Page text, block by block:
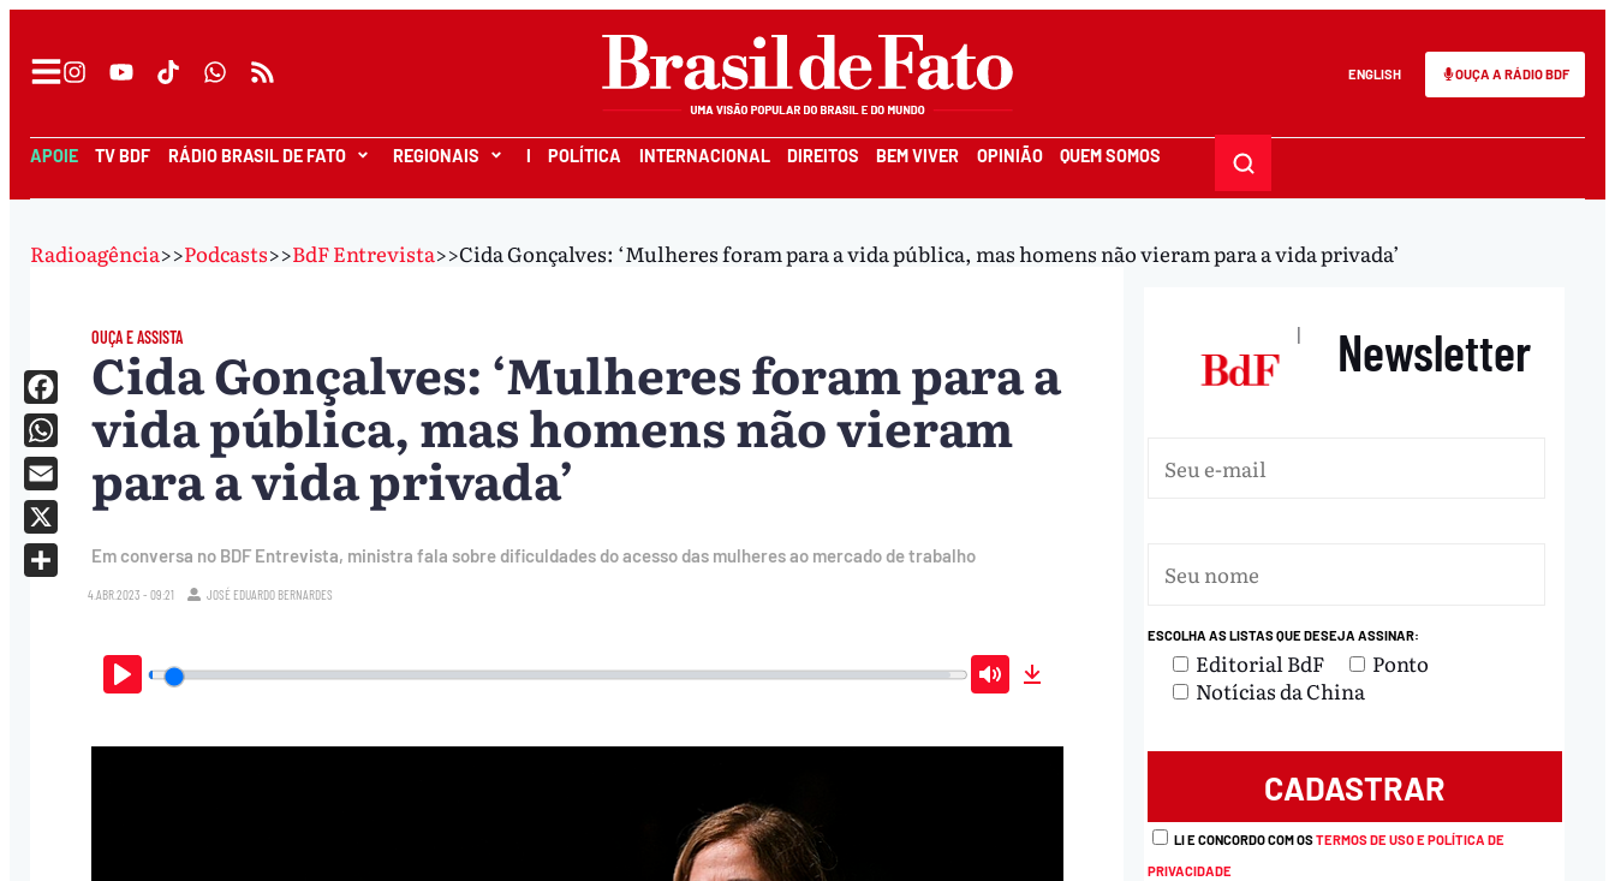
ENGLISH OUÇA A RÁDIO BDF
APOIE TV BDF RÁDIO BRASIL DE FATO REGIONAIS I POLÍTICA INTERNACIONAL DIREITOS BEM VIVER OPINIÃO QUEM SOMOS
Radioagência>>Podcasts>>BdF Entrevista>>Cida Gonçalves: ‘Mulheres foram para a vida pública, mas homens não vieram para a vida privada’
OUÇA E ASSISTA
Cida Gonçalves: ‘Mulheres foram para a
vida pública, mas homens não vieram
para a vida privada’
Em conversa no BDF Entrevista, ministra fala sobre dificuldades do acesso das mulheres ao mercado de trabalho
4.ABR.2023 - 09:21 JOSÉ EDUARDO BERNARDES
Play Mute
Facebook
WhatsApp
Email
X
| Newsletter
ESCOLHA AS LISTAS QUE DESEJA ASSINAR:
Editorial BdF
Ponto
Notícias da China
LI E CONCORDO COM OSTERMOS DE USO E POLÍTICA DE
PRIVACIDADE